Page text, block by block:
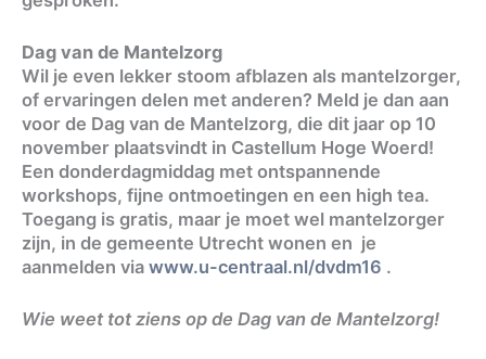
Dag van de Mantelzorg
Wil je even lekker stoom afblazen als mantelzorger,
of ervaringen delen met anderen? Meld je dan aan
voor de Dag van de Mantelzorg, die dit jaar op 10
november plaatsvindt in Castellum Hoge Woerd!
Een donderdagmiddag met ontspannende
workshops, fijne ontmoetingen en een high tea.
Toegang is gratis, maar je moet wel mantelzorger
zijn, in de gemeente Utrecht wonen en je
aanmelden via www.u-centraal.nl/dvdm16 .
Wie weet tot ziens op de Dag van de Mantelzorg!